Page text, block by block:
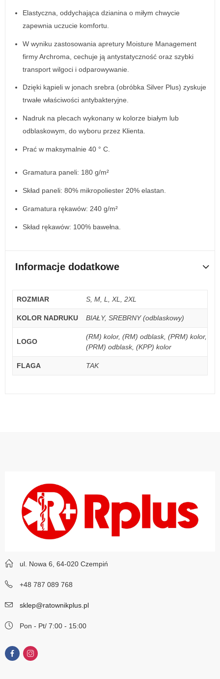
Elastyczna, oddychająca dzianina o miłym chwycie
zapewnia uczucie komfortu.
W wyniku zastosowania apretury Moisture Management
firmy Archroma, cechuje ją antystatyczność oraz szybki
transport wilgoci i odparowywanie.
Dzięki kąpieli w jonach srebra (obróbka Silver Plus) zyskuje
trwałe właściwości antybakteryjne.
Nadruk na plecach wykonany w kolorze białym lub
odblaskowym, do wyboru przez Klienta.
Prać w maksymalnie 40 ° C.
Gramatura paneli: 180 g/m²
Skład paneli: 80% mikropoliester 20% elastan.
Gramatura rękawów: 240 g/m²
Skład rękawów: 100% bawełna.
Informacje dodatkowe
ROZMIAR S, M, L, XL, 2XL
KOLOR NADRUKU BIAŁY, SREBRNY (odblaskowy)
LOGO
(RM) kolor, (RM) odblask, (PRM) kolor,
(PRM) odblask, (KPP) kolor
FLAGA TAK
ul. Nowa 6, 64-020 Czempiń
+48 787 089 768
sklep@ratownikplus.pl
Pon - Pt/ 7:00 - 15:00